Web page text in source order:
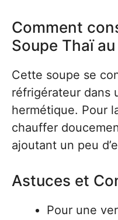
Comment
Soupe Thaï
Cette soupe se
réfrigérateur dans
hermétique. Pour
chauffer
ajoutant un peu
Astuces et
Pour une